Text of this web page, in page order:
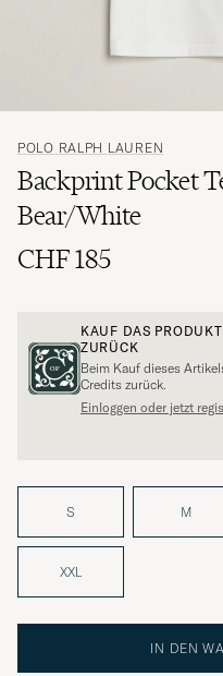
POLO RALPH LAUREN
Backprint Pocket
Bear/White
CHF 185
KAUF DAS
ZURÜCK
Beim Kauf dieses
Credits zurück.
Einloggen oder jetzt
S M
XXL
IN DEN